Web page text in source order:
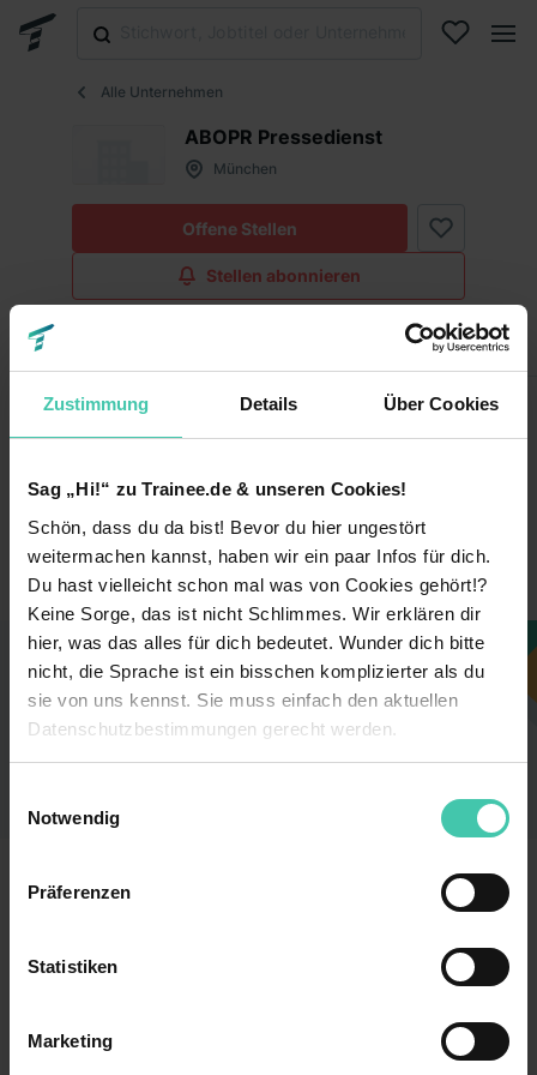
Zustimmung Details Über Cookies
Sag „Hi!“ zu Trainee.de & unseren Cookies!
Schön, dass du da bist! Bevor du hier ungestört
weitermachen kannst, haben wir ein paar Infos für dich.
Du hast vielleicht schon mal was von Cookies gehört!?
Keine Sorge, das ist nicht Schlimmes. Wir erklären dir
hier, was das alles für dich bedeutet. Wunder dich bitte
nicht, die Sprache ist ein bisschen komplizierter als du
sie von uns kennst. Sie muss einfach den aktuellen
Datenschutzbestimmungen gerecht werden.
Benutzung der Webseite getroffenen Einstellungen zu
Webseite zu analysieren („Statistiken“), um
Informationen zu deiner Verwendung unserer Website an
Analysen weiterzugeben und um Inhalte und Anzeigen zu
Notwendig
Präferenzen
Statistiken
Marketing
Alle Unternehmen
ABOPR Pressedienst
München
Offene Stellen
Stellen abonnieren
Fakten
Unternehmensart Keine Angabe
Branche Sonstige Branchen
Dieses Unternehmen gefällt dir?
Sieh dir jetzt alle Stellen des Unternehmens an
und finde einen Job, der perfekt zu dir passt!
Impressum Nutzungsbedingungen